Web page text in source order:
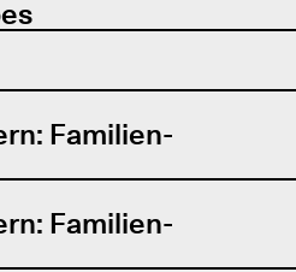
Familien-
Familien-